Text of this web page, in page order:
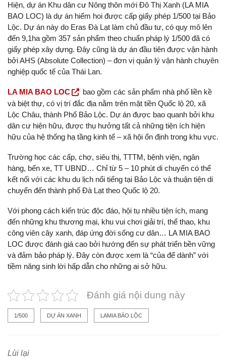
Hiện, dự án Khu dân cư Nông thôn mới Đô Thị Xanh (LA MIA
BAO LOC) là dự án hiếm hoi được cấp giấy phép 1/500 tại Bảo
Lộc. Dự án này do Eras Đà Lạt làm chủ đầu tư, có quy mô lên
đến 9,1ha gồm 357 sản phẩm theo chuẩn pháp lý 1/500 đã có
giấy phép xây dựng. Đây cũng là dự án đầu tiên được vận hành
bởi AHS (Absolute Collection) – đơn vị quản lý vận hành chuyên
nghiệp quốc tế của Thái Lan.
LA MIA BAO LOC
bao gồm các sản phẩm nhà phố liền kề
và biệt thự, có vị trí đắc địa nằm trên mặt tiền Quốc lộ 20, xã
Lộc Châu, thành Phố Bảo Lộc. Dự án được bao quanh bởi khu
dân cư hiện hữu, được thụ hưởng tất cả những tiện ích hiện
hữu của hệ thống hạ tầng kinh tế – xã hội ổn định trong khu vực.
Trường học các cấp, chợ, siêu thị, TTTM, bệnh viện, ngân
hàng, bến xe, TT UBND… Chỉ từ 5 – 10 phút di chuyển có thể
kết nối với các khu du lịch nổi tiếng tại Bảo Lộc và thuận tiện di
chuyển đến thành phố Đà Lạt theo Quốc lộ 20.
Với phong cách kiến trúc độc đáo, hội tụ nhiều tiện ích, mang
đến những khu thương mại, khu vui chơi giải trí, thể thao, khu
công viên cây xanh, đáp ứng đời sống cư dân… LA MIA BAO
LOC được đánh giá cao bởi hướng đến sự phát triển bền vững
và đảm bảo pháp lý. Đây còn được xem là “của để dành” với
tiềm năng sinh lời hấp dẫn cho những ai sở hữu.
Đánh giá nội dung này
1/500 DỰ ÁN XANH LAMIA BẢO LỘC
Lùi lại